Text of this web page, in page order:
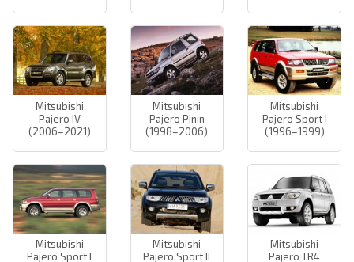
Mitsubishi
Pajero IV
(2006–2021)
Mitsubishi
Pajero Pinin
(1998–2006)
Mitsubishi
Pajero Sport I
(1996–1999)
Mitsubishi
Pajero Sport I
Mitsubishi
Pajero Sport II
Mitsubishi
Pajero TR4